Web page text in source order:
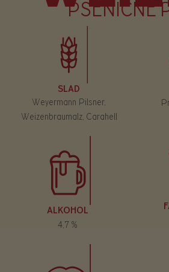
PŠENIČNÉ
SLAD
Weyermann Pilsner,
Weizenbraumalz, Carahell
ALKOHOL
4,7 %